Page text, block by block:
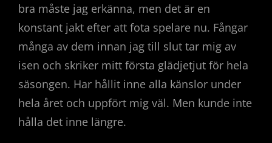
bra måste jag erkänna, men det är en
konstant jakt efter att fota spelare nu. Fångar
många av dem innan jag till slut tar mig av
isen och skriker mitt första glädjetjut för hela
säsongen. Har hållit inne alla känslor under
hela året och uppfört mig väl. Men kunde inte
hålla det inne längre.